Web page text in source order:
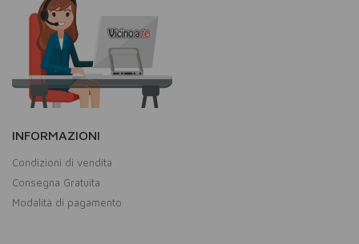
INFORMAZIONI
Condizioni di vendita
Consegna Gratuita
Modalità di pagamento